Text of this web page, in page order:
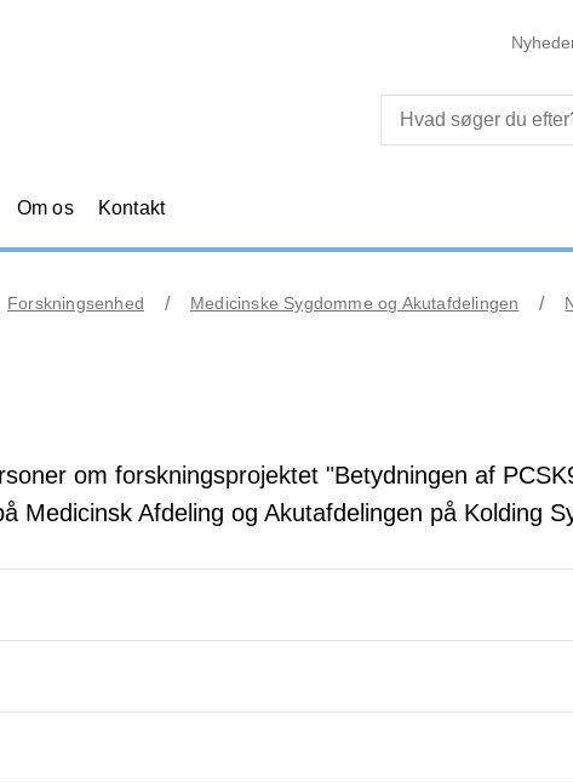
Om os Kontakt
Forskningsenhed Medicinske Sygdomme og Akutafdelingen
om forskningsprojektet "Betydningen af
Medicinsk Afdeling og Akutafdelingen på Kolding